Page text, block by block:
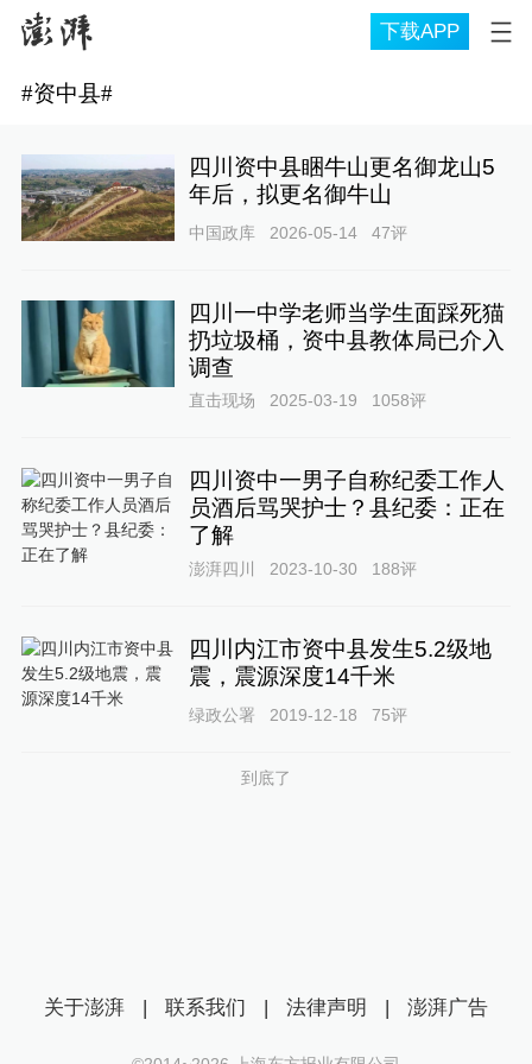
下载APP
#资中县#
四川资中县睏牛山更名御龙山5
年后，拟更名御牛山
中国政库 2026-05-14 47评
四川一中学老师当学生面踩死猫
扔垃圾桶，资中县教体局已介入
调查
直击现场 2025-03-19 1058评
四川资中一男子自称纪委工作人
员酒后骂哭护士？县纪委：正在
了解
澎湃四川 2023-10-30 188评
四川内江市资中县发生5.2级地
震，震源深度14千米
绿政公署 2019-12-18 75评
到底了
关于澎湃 | 联系我们 | 法律声明 | 澎湃广告